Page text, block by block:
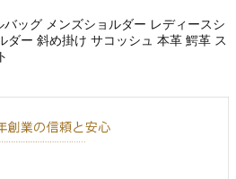
ッグ メンズショルダー レディースシ
ダー 斜め掛け サコッシュ 本革 鰐革 ス